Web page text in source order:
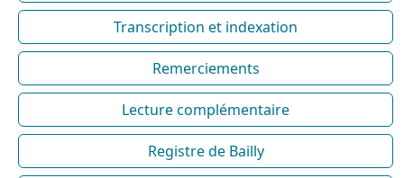
Transcription et indexation
Remerciements
Lecture complémentaire
Registre de Bailly